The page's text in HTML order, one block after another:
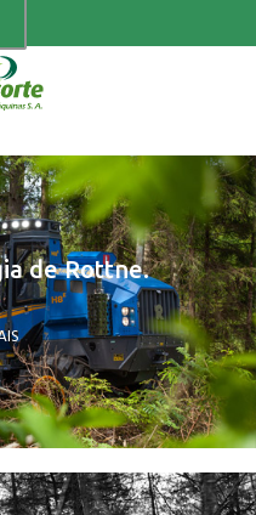
de Rottne.